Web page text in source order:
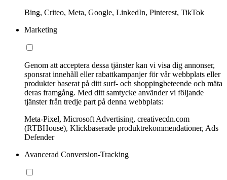
Bing, Criteo, Meta, Google, LinkedIn, Pinterest, TikTok
Marketing
Genom att acceptera dessa tjänster kan vi visa dig annonser,
sponsrat innehåll eller rabattkampanjer för vår webbplats eller
produkter baserat på ditt surf- och shoppingbeteende och mäta
deras framgång. Med ditt samtycke använder vi följande
tjänster från tredje part på denna webbplats:
Meta-Pixel, Microsoft Advertising, creativecdn.com
(RTBHouse), Klickbaserade produktrekommendationer, Ads
Defender
Avancerad Conversion-Tracking